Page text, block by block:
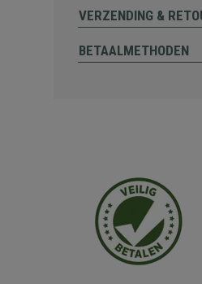
VERZENDING &
BETAALMETHODEN